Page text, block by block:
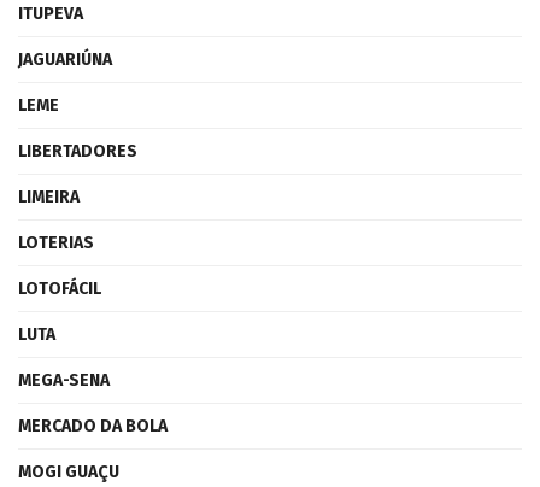
ITUPEVA
JAGUARIÚNA
LEME
LIBERTADORES
LIMEIRA
LOTERIAS
LOTOFÁCIL
LUTA
MEGA-SENA
MERCADO DA BOLA
MOGI GUAÇU